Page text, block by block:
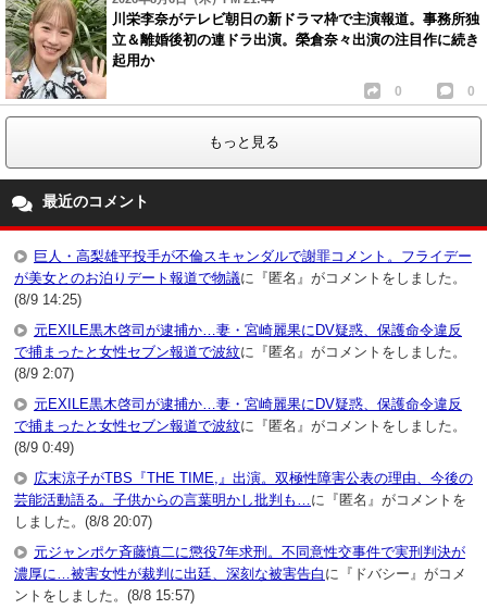
川栄李奈がテレビ朝日の新ドラマ枠で主演報道。事務所独
立＆離婚後初の連ドラ出演。榮倉奈々出演の注目作に続き
起用か
0 0
もっと見る
最近のコメント
巨人・高梨雄平投手が不倫スキャンダルで謝罪コメント。フライデー
が美女とのお泊りデート報道で物議に『匿名』がコメントをしました。
(8/9 14:25)
元EXILE黒木啓司が逮捕か…妻・宮崎麗果にDV疑惑、保護命令違反
で捕まったと女性セブン報道で波紋に『匿名』がコメントをしました。
(8/9 2:07)
元EXILE黒木啓司が逮捕か…妻・宮崎麗果にDV疑惑、保護命令違反
で捕まったと女性セブン報道で波紋に『匿名』がコメントをしました。
(8/9 0:49)
広末涼子がTBS『THE TIME,』出演。双極性障害公表の理由、今後の
芸能活動語る。子供からの言葉明かし批判も… に『匿名』がコメントを
しました。(8/8 20:07)
元ジャンポケ斉藤慎二に懲役7年求刑。不同意性交事件で実刑判決が
濃厚に…被害女性が裁判に出廷、深刻な被害告白 に『ドバシー』がコメ
ントをしました。(8/8 15:57)